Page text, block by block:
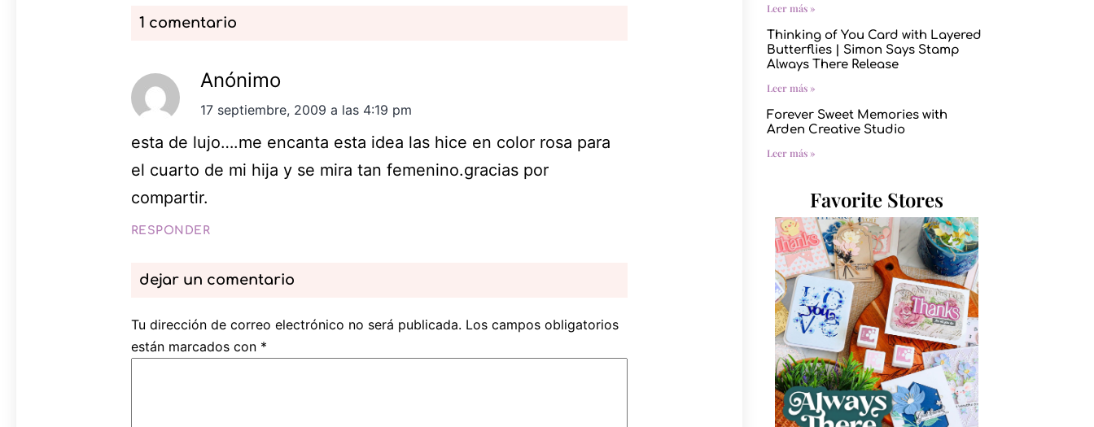
1 comentario
Anónimo
17 septiembre, 2009 a las 4:19 pm
esta de lujo….me encanta esta idea las hice en color rosa para
el cuarto de mi hija y se mira tan femenino.gracias por
compartir.
RESPONDER
dejar un comentario
Tu dirección de correo electrónico no será publicada. Los campos obligatorios
están marcados con *
Leer más »
Thinking of You Card with Layered
Butterflies | Simon Says Stamp
Always There Release
Leer más »
Forever Sweet Memories with
Arden Creative Studio
Leer más »
Favorite Stores